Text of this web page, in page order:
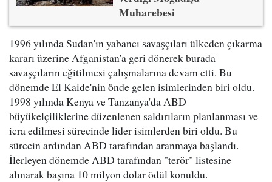
Muharebesi
1996 yılında Sudan'ın yabancı savaşçıları ülkeden çıkarma
kararı üzerine Afganistan'a geri dönerek burada
savaşçıların eğitilmesi çalışmalarına devam etti. Bu
dönemde El Kaide'nin önde gelen isimlerinden biri oldu.
1998 yılında Kenya ve Tanzanya'da ABD
büyükelçiliklerine düzenlenen saldırıların planlanması ve
icra edilmesi sürecinde lider isimlerden biri oldu. Bu
sürecin ardından ABD tarafından aranmaya başlandı.
İlerleyen dönemde ABD tarafından "terör" listesine
alınarak başına 10 milyon dolar ödül konuldu.